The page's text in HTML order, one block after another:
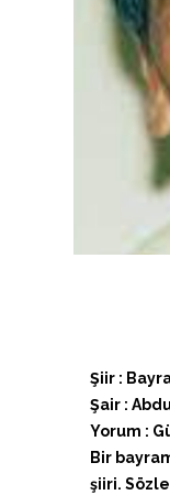
Şiir :
Şair :
Yorum :
Bir
şiiri.